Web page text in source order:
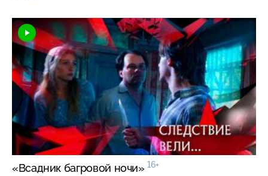
«Всадник багровой ночи» 16+